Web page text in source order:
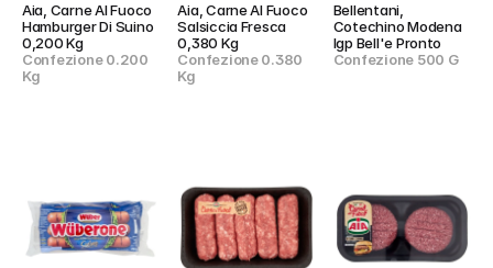
Aia, Carne Al Fuoco
Hamburger Di Suino
0,200 Kg
Confezione 0.200
Kg
Aia, Carne Al Fuoco
Salsiccia Fresca
0,380 Kg
Confezione 0.380
Kg
Bellentani,
Cotechino Modena
Igp Bell'e Pronto
Confezione 500 G